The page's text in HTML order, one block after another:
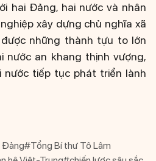
hai Đảng, hai nước và nhân
xây dựng chủ nghĩa xã
những thành tựu to lớn
nước an khang thịnh vượng,
nước tiếp tục phát triển lành
Đảng#Tổng Bí thư Tô Lâm